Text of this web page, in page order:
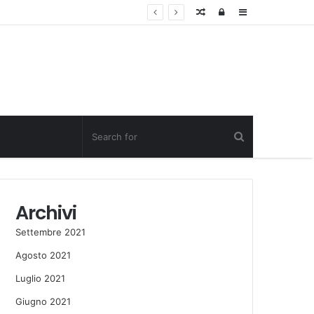
Sidebar
Log
Random
Archivi
Settembre 2021
Agosto 2021
Luglio 2021
Giugno 2021